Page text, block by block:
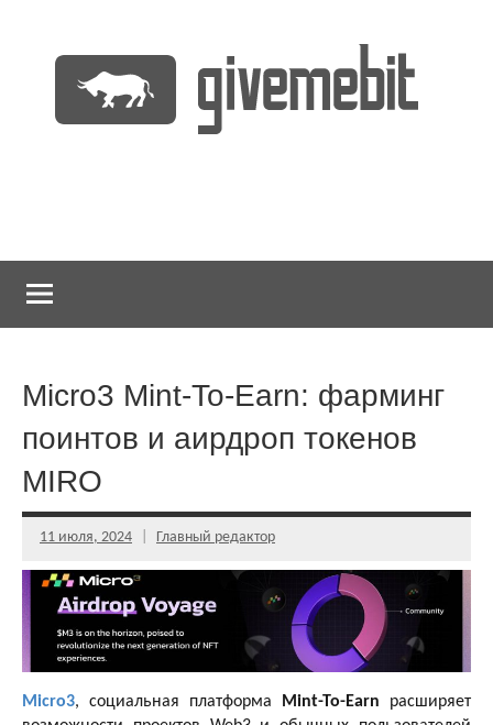
содержимому
Micro3 Mint-To-Earn: фарминг
поинтов и аирдроп токенов
MIRO
11 июля, 2024 Главный редактор
Micro3, социальная платформа Mint-To-Earn расширяет